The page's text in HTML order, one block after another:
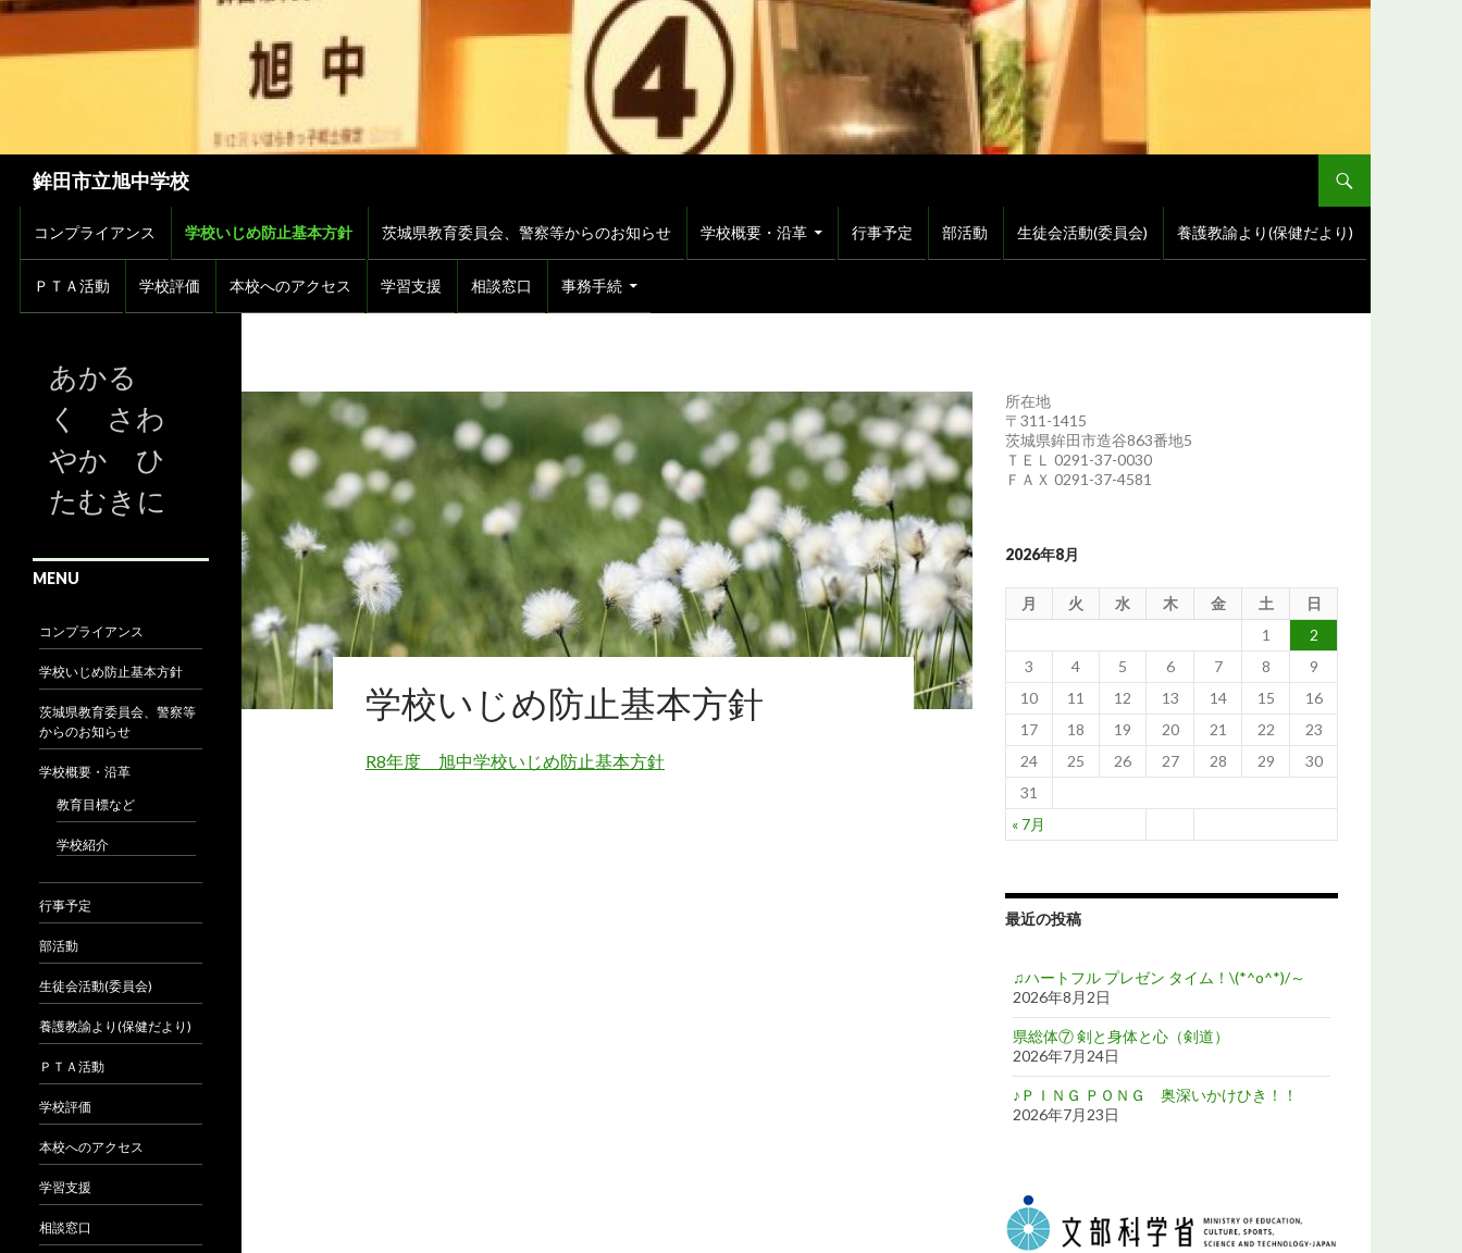
鉾田市立旭中学校
コンテンツへスキップ
コンプライアンス 学校いじめ防止基本方針 茨城県教育委員会、警察等からのお知らせ 学校概要・沿革 行事予定 部活動 生徒会活動(委員会) 養護教諭より(保健だより)
ＰＴＡ活動 学校評価 本校へのアクセス 学習支援 相談窓口 事務手続
学校いじめ防止基本方針
R8年度 旭中学校いじめ防止基本方針
所在地
〒311-1415
茨城県鉾田市造谷863番地5
ＴＥＬ 0291-37-0030
ＦＡＸ 0291-37-4581
2026年8月
月 火 水 木 金 土 日
« 7月
1
2
3
4 5 6 7 8
9
10
11 12 13 14 15
16
17
18 19 20 21 22
23
24
25 26 27 28 29
30
31
最近の投稿
♫ハートフル プレゼン タイム！\(*^o^*)/～
2026年8月2日
県総体⑦ 剣と身体と心（剣道）
2026年7月24日
♪ＰＩＮＧ ＰＯＮＧ 奥深いかけひき！！
2026年7月23日
あかる
く さわ
やか ひ
たむきに
MENU
コンプライアンス
学校いじめ防止基本方針
茨城県教育委員会、警察等
からのお知らせ
学校概要・沿革
教育目標など
学校紹介
行事予定
部活動
生徒会活動(委員会)
養護教諭より(保健だより)
ＰＴＡ活動
学校評価
本校へのアクセス
学習支援
相談窓口